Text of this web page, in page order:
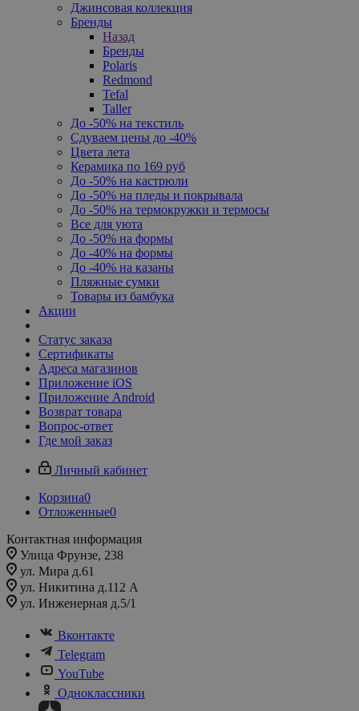
Джинсовая коллекция
Бренды
Назад
Бренды
Polaris
Redmond
Tefal
Taller
До -50% на текстиль
Сдуваем цены до -40%
Цвета лета
Керамика по 169 руб
До -50% на кастрюли
До -50% на пледы и покрывала
До -50% на термокружки и термосы
Все для уюта
До -50% на формы
До -40% на формы
До -40% на казаны
Пляжные сумки
Товары из бамбука
Акции
Статус заказа
Сертификаты
Адреса магазинов
Приложение iOS
Приложение Android
Возврат товара
Вопрос-ответ
Где мой заказ
Личный кабинет
Корзина0
Отложенные0
Контактная информация
Улица Фрунзе, 238​
ул. Мира д.61
ул. Никитина д.112 А
ул. Инженерная д.5/1
Вконтакте
Telegram
YouTube
Одноклассники